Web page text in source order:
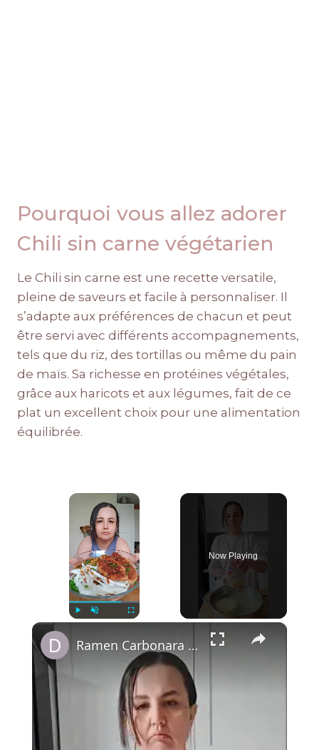
Pourquoi vous allez adorer
Chili sin carne végétarien
Le Chili sin carne est une recette versatile,
pleine de saveurs et facile à personnaliser. Il
s’adapte aux préférences de chacun et peut
être servi avec différents accompagnements,
tels que du riz, des tortillas ou même du pain
de maïs. Sa richesse en protéines végétales,
grâce aux haricots et aux légumes, fait de ce
plat un excellent choix pour une alimentation
équilibrée.
×
Now Playing
×
Ramen Carbonara twistées, poulet katsu-like, petits pois, chou chinois cru & crispy chili oil